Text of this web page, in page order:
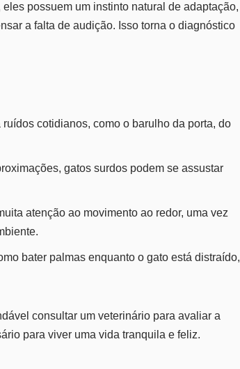
possuem um instinto natural de adaptação,
a falta de audição. Isso torna o diagnóstico
cotidianos, como o barulho da porta, do
gatos surdos podem se assustar
atenção ao movimento ao redor, uma vez
bater palmas enquanto o gato está distraído,
consultar um veterinário para avaliar a
para viver uma vida tranquila e feliz.